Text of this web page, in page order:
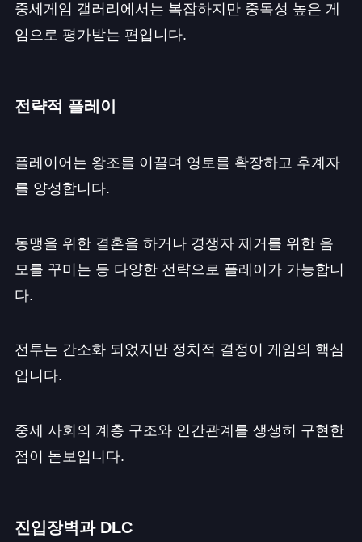
중세게임 갤러리에서는 복잡하지만 중독성 높은 게
임으로 평가받는 편입니다.
전략적 플레이
플레이어는 왕조를 이끌며 영토를 확장하고 후계자
를 양성합니다.
동맹을 위한 결혼을 하거나 경쟁자 제거를 위한 음
모를 꾸미는 등 다양한 전략으로 플레이가 가능합니
다.
전투는 간소화 되었지만 정치적 결정이 게임의 핵심
입니다.
중세 사회의 계층 구조와 인간관계를 생생히 구현한
점이 돋보입니다.
진입장벽과 DLC